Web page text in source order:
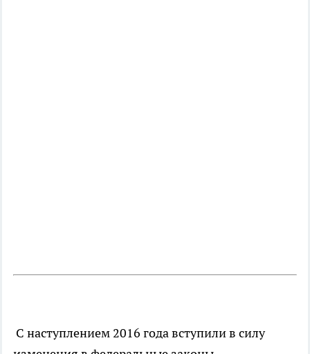
С наступлением 2016 года вступили в силу